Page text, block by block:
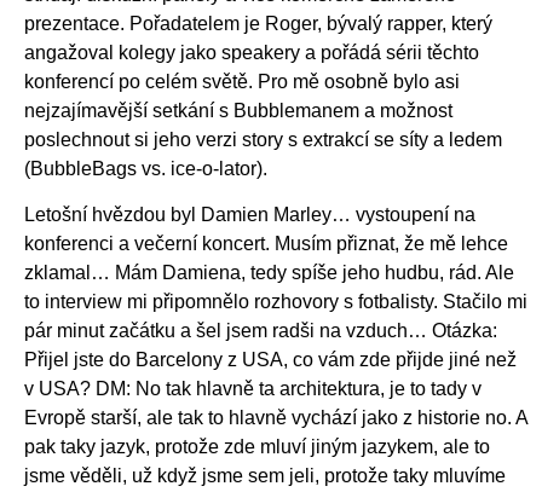
prezentace. Pořadatelem je Roger, bývalý rapper, který
angažoval kolegy jako speakery a pořádá sérii těchto
konferencí po celém světě. Pro mě osobně bylo asi
nejzajímavější setkání s Bubblemanem a možnost
poslechnout si jeho verzi story s extrakcí se síty a ledem
(BubbleBags vs. ice-o-lator).
Letošní hvězdou byl Damien Marley… vystoupení na
konferenci a večerní koncert. Musím přiznat, že mě lehce
zklamal… Mám Damiena, tedy spíše jeho hudbu, rád. Ale
to interview mi připomnělo rozhovory s fotbalisty. Stačilo mi
pár minut začátku a šel jsem radši na vzduch… Otázka:
Přijel jste do Barcelony z USA, co vám zde přijde jiné než
v USA? DM: No tak hlavně ta architektura, je to tady v
Evropě starší, ale tak to hlavně vychází jako z historie no. A
pak taky jazyk, protože zde mluví jiným jazykem, ale to
jsme věděli, už když jsme sem jeli, protože taky mluvíme